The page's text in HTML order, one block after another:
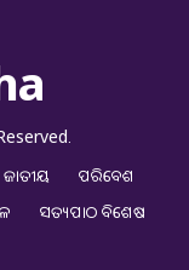
ଜାତୀୟ
ପରିବେଶ
ସତ୍ୟପାଠ ବିଶେଷ